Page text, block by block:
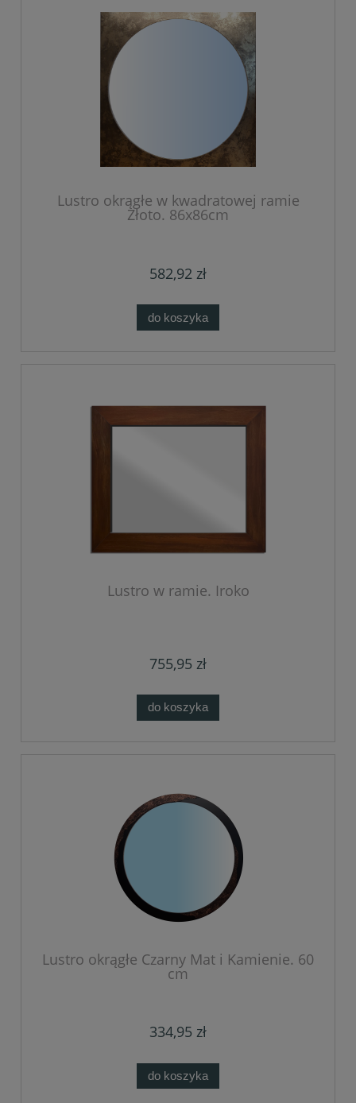
Lustro okrągłe w kwadratowej ramie
Złoto. 86x86cm
582,92 zł
do koszyka
Lustro w ramie. Iroko
755,95 zł
do koszyka
Lustro okrągłe Czarny Mat i Kamienie. 60
cm
334,95 zł
do koszyka